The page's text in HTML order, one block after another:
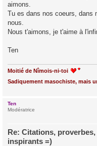
e
aimons.
Tu es dans nos coeurs, dans
nous.
Nous t'aimons, je t'aime à
Ten
Moitié de Nîmois-ni-toi
Sadiquement masochiste, mais
Ten
Modératrice
Re: Citations,
inspirants =)